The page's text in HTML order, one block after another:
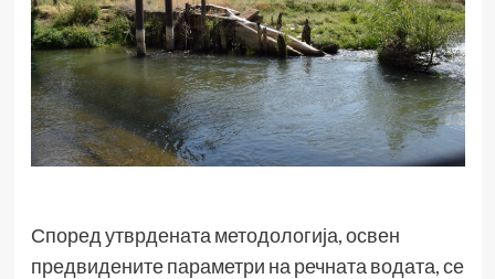
Според утврдената методологија, освен
предвидените параметри на речната водата, се